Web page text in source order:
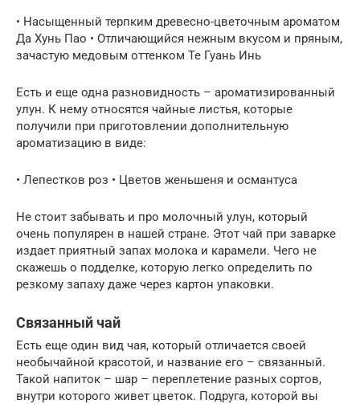
• Насыщенный терпким древесно-цветочным ароматом
Да Хунь Пао • Отличающийся нежным вкусом и пряным,
зачастую медовым оттенком Те Гуань Инь
Есть и еще одна разновидность – ароматизированный
улун. К нему относятся чайные листья, которые
получили при приготовлении дополнительную
ароматизацию в виде:
• Лепестков роз • Цветов женьшеня и османтуса
Не стоит забывать и про молочный улун, который
очень популярен в нашей стране. Этот чай при заварке
издает приятный запах молока и карамели. Чего не
скажешь о подделке, которую легко определить по
резкому запаху даже через картон упаковки.
Связанный чай
Есть еще один вид чая, который отличается своей
необычайной красотой, и название его – связанный.
Такой напиток – шар – переплетение разных сортов,
внутри которого живет цветок. Подруга, которой вы